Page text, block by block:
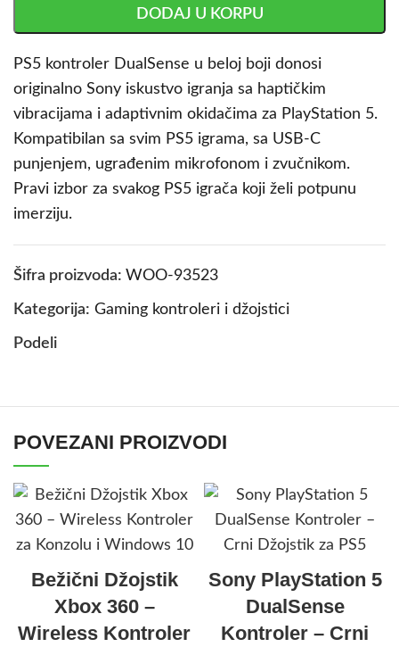
DODAJ U KORPU
PS5 kontroler DualSense u beloj boji donosi
originalno Sony iskustvo igranja sa haptičkim
vibracijama i adaptivnim okidačima za PlayStation 5.
Kompatibilan sa svim PS5 igrama, sa USB-C
punjenjem, ugrađenim mikrofonom i zvučnikom.
Pravi izbor za svakog PS5 igrača koji želi potpunu
imerziju.
Šifra proizvoda: WOO-93523
Kategorija: Gaming kontroleri i džojstici
Podeli
POVEZANI PROIZVODI
Bežični Džojstik
Xbox 360 –
Wireless Kontroler
Sony PlayStation 5
DualSense
Kontroler – Crni